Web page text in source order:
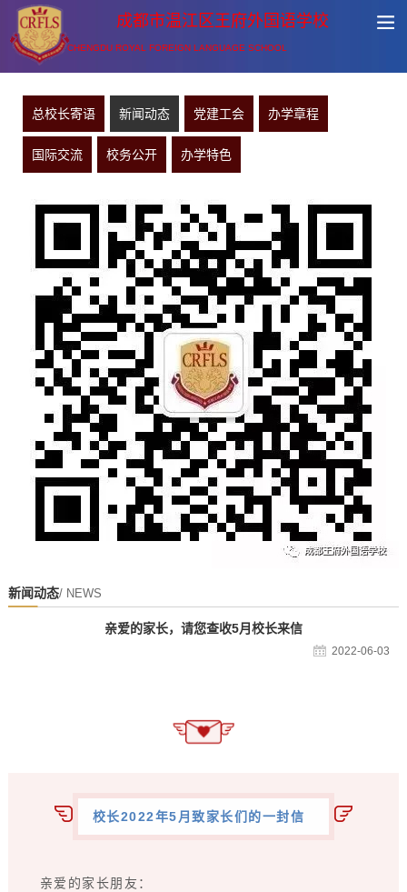
成都市温江区王府外国语学校
CHENGDU ROYAL FOREIGN LANGUAGE SCHOOL
总校长寄语 新闻动态 党建工会 办学章程
国际交流 校务公开 办学特色
新闻动态/ NEWS
亲爱的家长，请您查收5月校长来信
2022-06-03
校长2022年5月致家长们的一封信
亲爱的家长朋友：